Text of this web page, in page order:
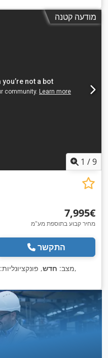
מודעה קטנה
1 /9
‏7,995 ‏€
מחיר קבוע בתוספת מע"מ
התקשר
מצב: חדש, פונקציונליות: ,